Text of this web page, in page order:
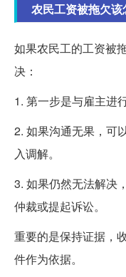
农民工资被拖欠
如果农民工的工资被
决：
1. 第一步是与雇主进
2. 如果沟通无果，可
入调解。
3. 如果仍然无法解决
仲裁或提起诉讼。
重要的是保持证据，
件作为依据。